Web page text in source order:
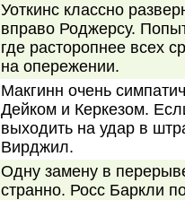
Уоткинс классно
вправо Роджерсу.
где расторопнее всех
на опережении.
Макгинн очень
Дейком и Керкезом.
выходить на удар в
Вирджил.
Одну замену в
странно. Росс Баркли